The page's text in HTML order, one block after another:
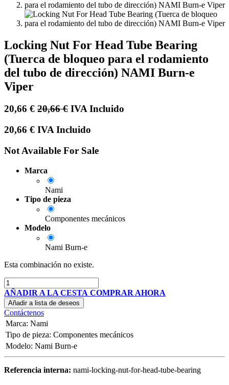
Locking Nut For Head Tube Bearing
(Tuerca de bloqueo para el rodamiento
del tubo de dirección) NAMI Burn-e
Viper
20,66 € 20,66€ IVA Incluido
20,66 € IVA Incluido
Not Available For Sale
Marca
Nami
Tipo de pieza
Componentes mecánicos
Modelo
Nami Burn-e
Esta combinación no existe.
AÑADIR A LA CESTA COMPRAR AHORA
Añadir a lista de deseos
Contáctenos
Marca: Nami
Tipo de pieza: Componentes mecánicos
Modelo: Nami Burn-e
Referencia interna: nami-locking-nut-for-head-tube-bearing